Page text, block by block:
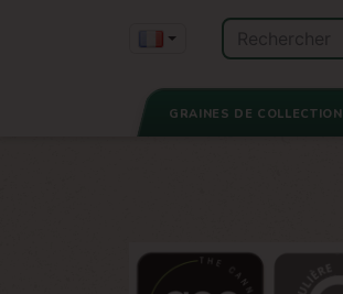
GRAINES DE COLLECTION